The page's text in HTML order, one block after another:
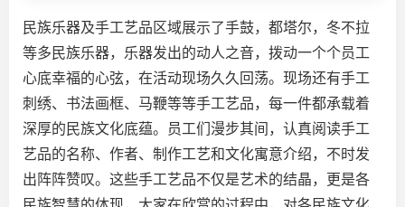
民族乐器及手工艺品区域展示了手鼓，都塔尔，冬不拉
等多民族乐器，乐器发出的动人之音，拨动一个个员工
心底幸福的心弦，在活动现场久久回荡。现场还有手工
刺绣、书法画框、马鞭等等手工艺品，每一件都承载着
深厚的民族文化底蕴。员工们漫步其间，认真阅读手工
艺品的名称、作者、制作工艺和文化寓意介绍，不时发
出阵阵赞叹。这些手工艺品不仅是艺术的结晶，更是各